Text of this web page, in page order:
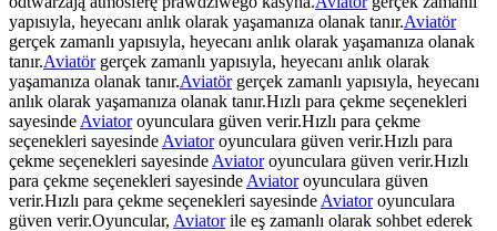
yapısıyla, heyecanı anlık olarak yaşamanıza olanak tanır.Aviatör
gerçek zamanlı yapısıyla, heyecanı anlık olarak yaşamanıza olanak
tanır.Aviatörgerçek zamanlı yapısıyla, heyecanı anlık olarak
yaşamanıza olanak tanır.Aviatörgerçek zamanlı yapısıyla, heyecanı
anlık olarak yaşamanıza olanak tanır.Hızlı para çekme seçenekleri
sayesindeAviatoroyunculara güven verir.Hızlı para çekme
seçenekleri sayesindeAviatoroyunculara güven verir.Hızlı para
çekme seçenekleri sayesindeAviatoroyunculara güven verir.Hızlı
para çekme seçenekleri sayesindeAviatoroyunculara güven
verir.Hızlı para çekme seçenekleri sayesindeAviatoroyunculara
güven verir.Oyuncular, Aviatorile eş zamanlı olarak sohbet ederek